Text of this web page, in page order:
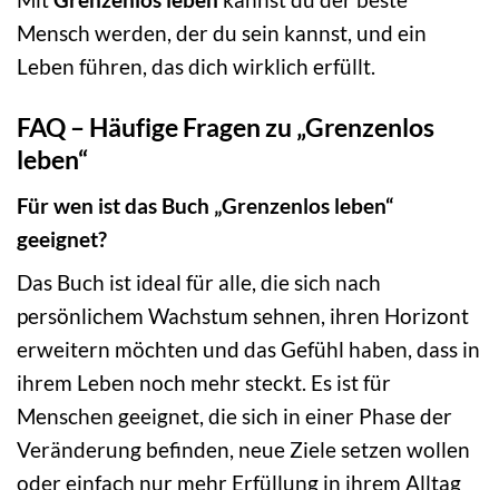
Mensch werden, der du sein kannst, und ein
Leben führen, das dich wirklich erfüllt.
FAQ – Häufige Fragen zu „Grenzenlos
leben“
Für wen ist das Buch „Grenzenlos leben“
geeignet?
Das Buch ist ideal für alle, die sich nach
persönlichem Wachstum sehnen, ihren Horizont
erweitern möchten und das Gefühl haben, dass in
ihrem Leben noch mehr steckt. Es ist für
Menschen geeignet, die sich in einer Phase der
Veränderung befinden, neue Ziele setzen wollen
oder einfach nur mehr Erfüllung in ihrem Alltag